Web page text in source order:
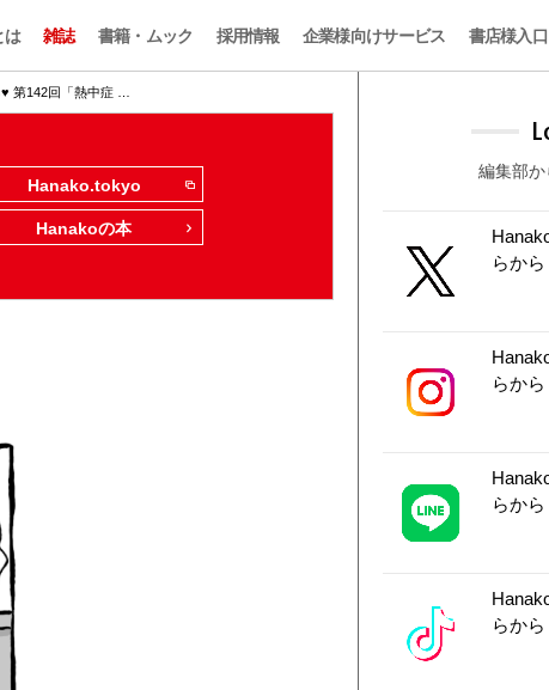
は 雑誌 書籍・ムック 採用情報 企業様向けサービス 書店様入口
第142回「熱中症 …
Hanako.tokyo
Hanakoの本
編集部
らから
らから
らから
らから